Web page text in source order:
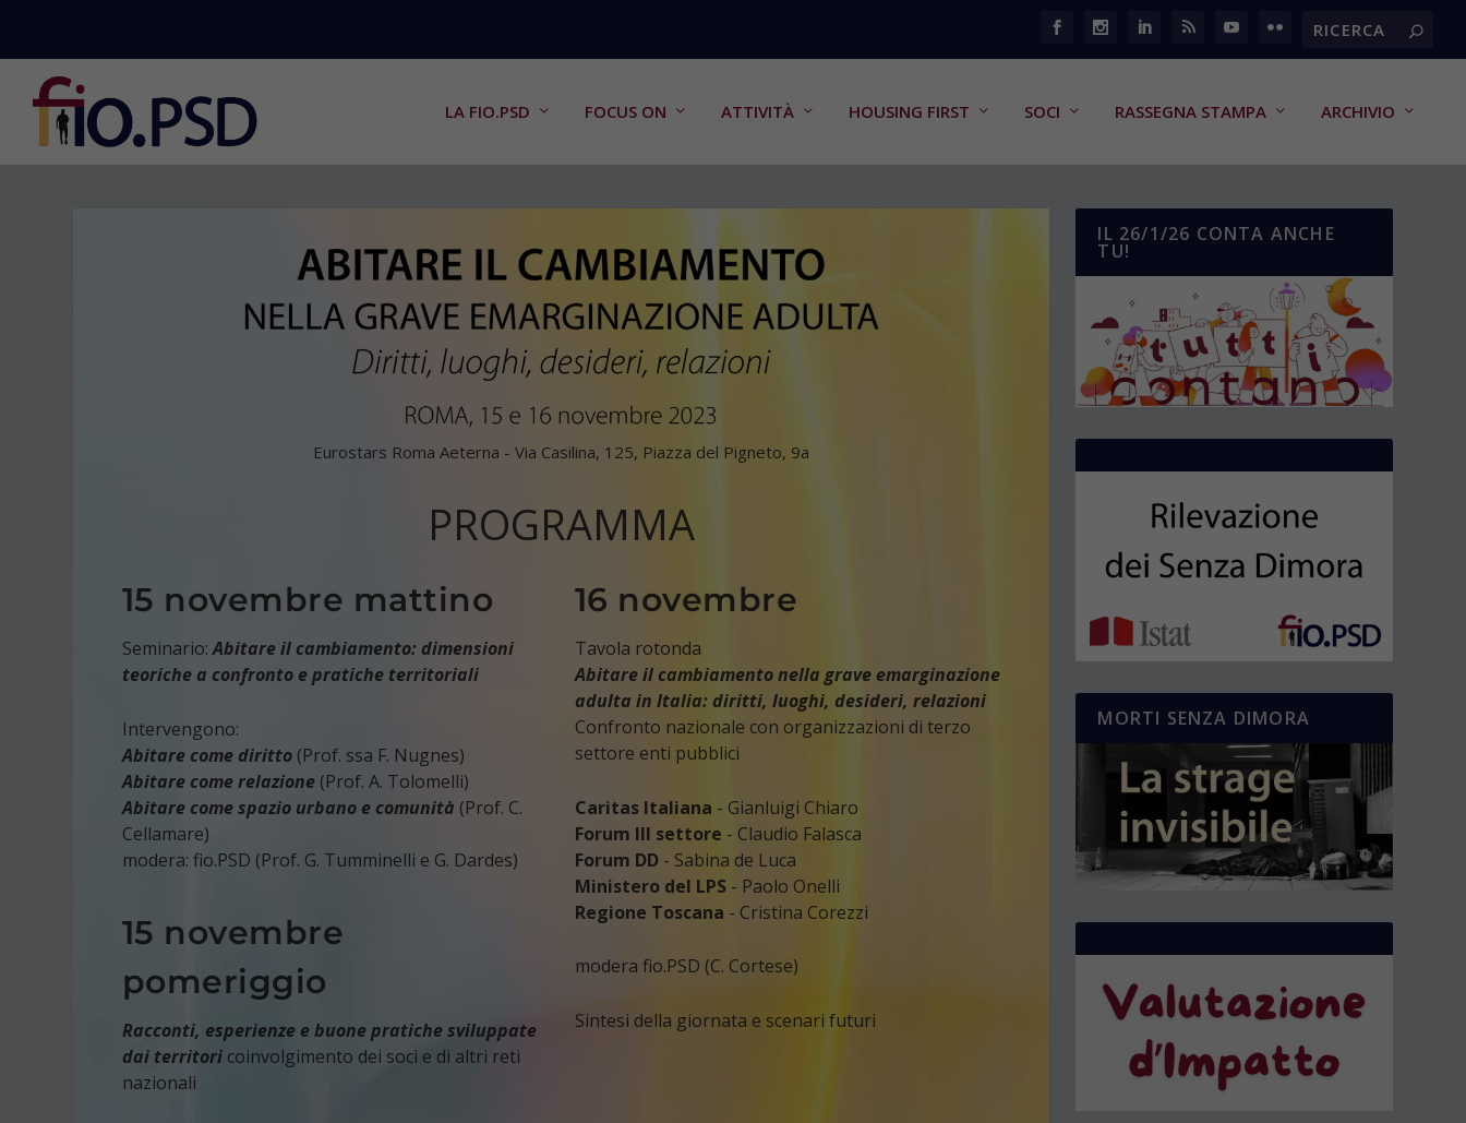
LA FIO.PSD FOCUS ON ATTIVITÀ HOUSING FIRST SOCI RASSEGNA STAMPA ARCHIVIO
Eurostars Roma Aeterna - Via Casilina, 125, Piazza del Pigneto, 9a
PROGRAMMA
15 novembre mattino
Seminario:Abitare il cambiamento: dimensioni
teoriche a confronto e pratiche territoriali
Intervengono:
Abitare come diritto(Prof. ssa F. Nugnes)
Abitare come relazione(Prof. A. Tolomelli)
Abitare come spazio urbano e comunità (Prof. C.
Cellamare)
modera: fio.PSD (Prof. G. Tumminelli e G. Dardes)
15 novembre
pomeriggio
Racconti, esperienze e buone pratiche sviluppate
dai territori coinvolgimento dei soci e di altri reti
nazionali
16 novembre
Tavola rotonda
Abitare il cambiamento nella grave emarginazione
adulta in Italia: diritti, luoghi, desideri, relazioni
Confronto nazionale con organizzazioni di terzo
settore enti pubblici
Caritas Italiana - Gianluigi Chiaro
Forum III settore - Claudio Falasca
Forum DD- Sabina de Luca
Ministero del LPS- Paolo Onelli
Regione Toscana - Cristina Corezzi
modera fio.PSD (C. Cortese)
Sintesi della giornata e scenari futuri
IL 26/1/26 CONTA ANCHE
TU!
MORTI SENZA DIMORA